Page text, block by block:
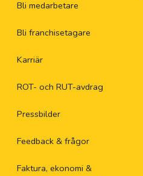
Bli medarbetare
Bli franchisetagare
Karriär
ROT- och RUT-avdrag
Pressbilder
Feedback & frågor
Faktura, ekonomi &